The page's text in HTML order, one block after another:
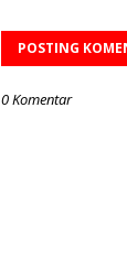
POSTING
0 Komentar